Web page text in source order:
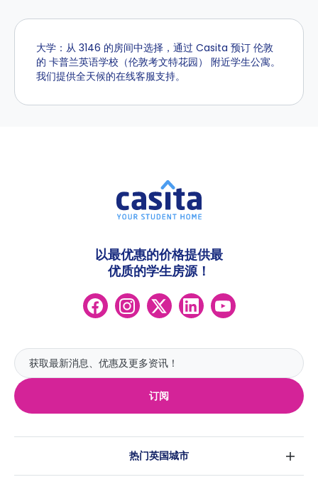
大学：从 3146 的房间中选择，通过 Casita 预订 伦敦
的 卡普兰英语学校（伦敦考文特花园） 附近学生公寓。
我们提供全天候的在线客服支持。
订阅
以最优惠的价格提供最
优质的学生房源！
热门英国城市